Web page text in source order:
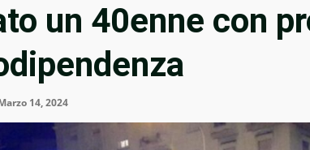
un 40enne con
14, 2024